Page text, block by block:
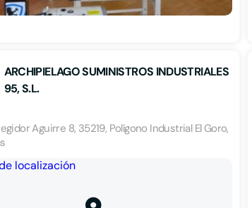
ARCHIPIELAGO SUMINISTROS INDUSTRIALES
95, S.L.
Aguirre 8, 35219, Polígono Industrial El Goro,